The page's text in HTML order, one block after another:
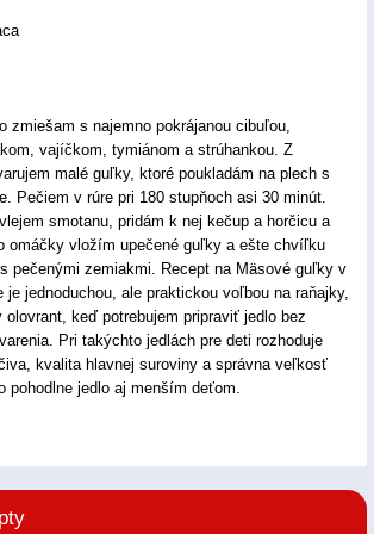
zmiešam s najemno pokrájanou cibuľou,
vajíčkom, tymiánom a strúhankou. Z
malé guľky, ktoré poukladám na plech s
Pečiem v rúre pri 180 stupňoch asi 30 minút.
smotanu, pridám k nej kečup a horčicu a
omáčky vložím upečené guľky a ešte chvíľku
pečenými zemiakmi. Recept na Mäsové guľky v
je jednoduchou, ale praktickou voľbou na raňajky,
olovrant, keď potrebujem pripraviť jedlo bez
Pri takýchto jedlách pre deti rozhoduje
kvalita hlavnej suroviny a správna veľkosť
pohodlne jedlo aj menším deťom.